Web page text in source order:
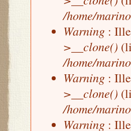
/home/
Warning :
>__clone()
/home/
Warning :
>__clone()
/home/
Warning :